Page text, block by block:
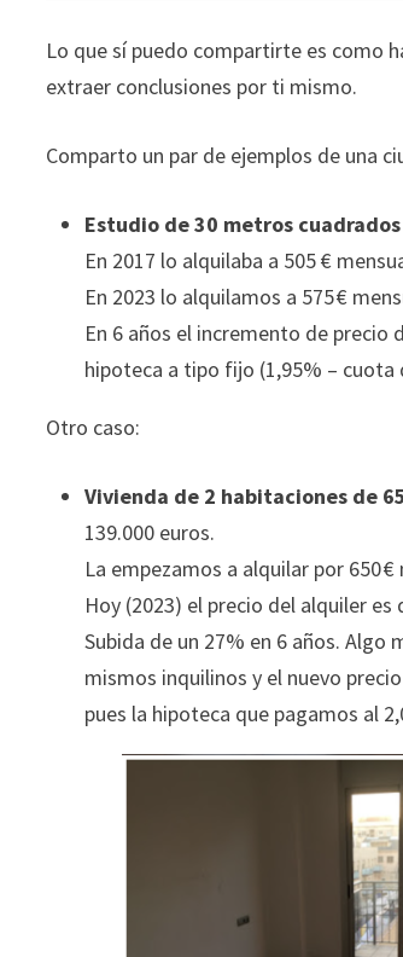
Lo que sí puedo compartirte es como
extraer conclusiones por ti mismo.
Comparto un par de ejemplos de una
Estudio de 30 metros
En 2017 lo alquilaba a 505 €
En 2023 lo alquilamos a 575 €
En 6 años el incremento de precio
hipoteca a tipo fijo (1,95% –
Otro caso:
Vivienda de 2 habitaciones de
139.000 euros.
La empezamos a alquilar por 650 €
Hoy (2023) el precio del alquiler es
Subida de un 27% en 6 años. Algo
mismos inquilinos y el nuevo
pues la hipoteca que pagamos al